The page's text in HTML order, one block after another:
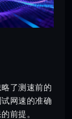
了测速前的
网速的准确
前提。